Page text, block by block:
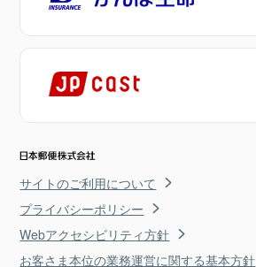
サイトのご利用について
プライバシーポリシー
Webアクセシビリティ方針
お客さま本位の業務運営に関する基本方針